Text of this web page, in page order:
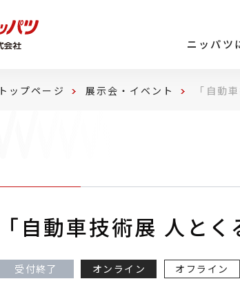
ニッパツ
トップページ 展示会・イベント 「自動
「自動車技術展 人と
受付終了 オンライン オフライン